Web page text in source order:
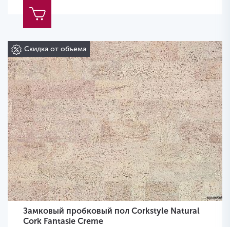
Скидка от объема
Замковый пробковый пол Corkstyle Natural
Cork Fantasie Creme